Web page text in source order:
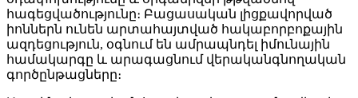
հագեցվածությունը։ Բացասական լիցքավորված
իոններն ունեն արտահայտված հակաբորբոքային
ազդեցություն, օգնում են ամրապնդել իմունային
համակարգը և արագացնում վերականգնողական
գործընթացները։